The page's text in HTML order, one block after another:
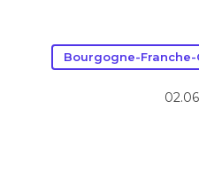
Bourgogne-Franche-